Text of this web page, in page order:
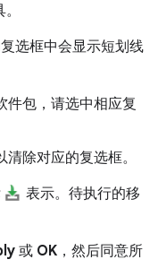
选框中会显示短划线
件包，请选中相应复
除对应的复选框。
表示。待执行的移
或 OK ，然后同意所